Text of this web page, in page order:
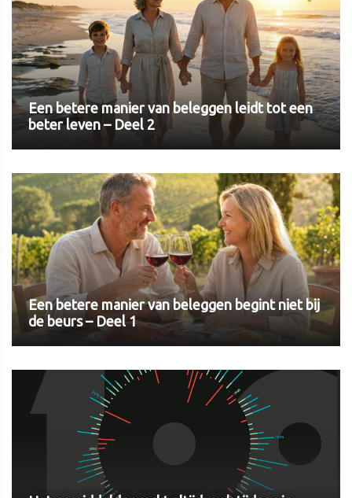
Een betere manier van beleggen leidt tot een
beter leven – Deel 2
Een betere manier van beleggen begint niet bij
de beurs – Deel 1